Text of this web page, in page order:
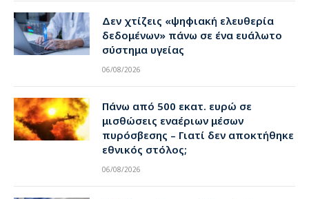
Δεν χτίζεις «ψηφιακή ελευθερία
δεδομένων» πάνω σε ένα ευάλωτο
σύστημα υγείας
06/08/2026
Πάνω από 500 εκατ. ευρώ σε
μισθώσεις εναέριων μέσων
πυρόσβεσης – Γιατί δεν αποκτήθηκε
εθνικός στόλος;
06/08/2026